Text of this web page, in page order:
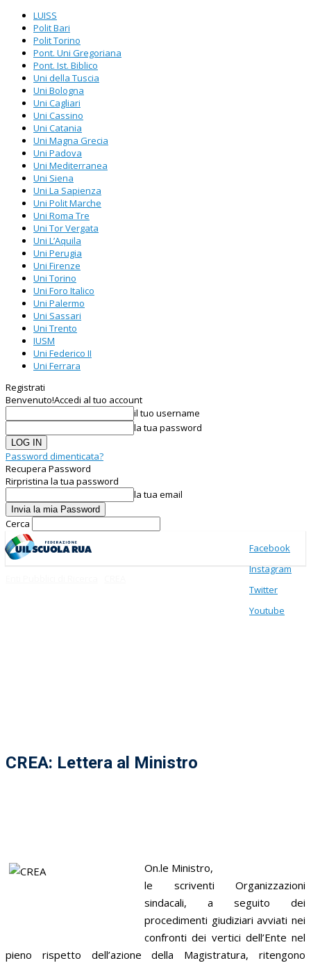
LUISS
Polit Bari
Polit Torino
Pont. Uni Gregoriana
Pont. Ist. Biblico
Uni della Tuscia
Uni Bologna
Uni Cagliari
Uni Cassino
Uni Catania
Uni Magna Grecia
Uni Padova
Uni Mediterranea
Uni Siena
Uni La Sapienza
Uni Polit Marche
Uni Roma Tre
Uni Tor Vergata
Uni L’Aquila
Uni Perugia
Uni Firenze
Uni Torino
Uni Foro Italico
Uni Palermo
Uni Sassari
Uni Trento
IUSM
Uni Federico II
Uni Ferrara
Registrati
Benvenuto!Accedi al tuo account
il tuo username
la tua password
Password dimenticata?
Recupera Password
Rirpristina la tua password
la tua email
Cerca
Facebook
Instagram
Twitter
Youtube
CREA: Lettera al Ministro
On.le Ministro,
le scriventi Organizzazioni
sindacali, a seguito dei
procedimenti giudiziari avviati nei
confronti dei vertici dell’Ente nel
pieno rispetto dell’azione della Magistratura, ritengono